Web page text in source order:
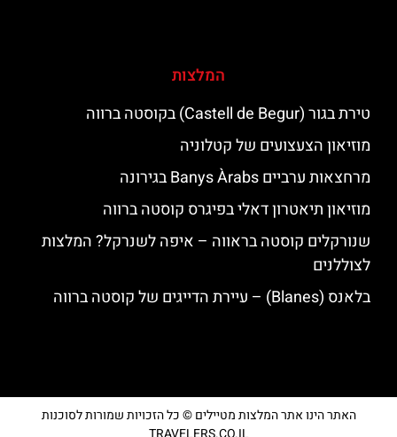
המלצות
טירת בגור (Castell de Begur) בקוסטה ברווה
מוזיאון הצעצועים של קטלוניה
מרחצאות ערביים Banys Àrabs בגירונה
מוזיאון תיאטרון דאלי בפיגרס קוסטה ברווה
שנורקלים קוסטה בראווה – איפה לשנרקל? המלצות
לצוללנים
בלאנס (Blanes) – עיירת הדייגים של קוסטה ברווה
האתר הינו אתר המלצות מטיילים © כל הזכויות שמורות לסוכנות